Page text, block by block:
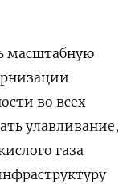
масштабную
во всех
улавливание,
газа